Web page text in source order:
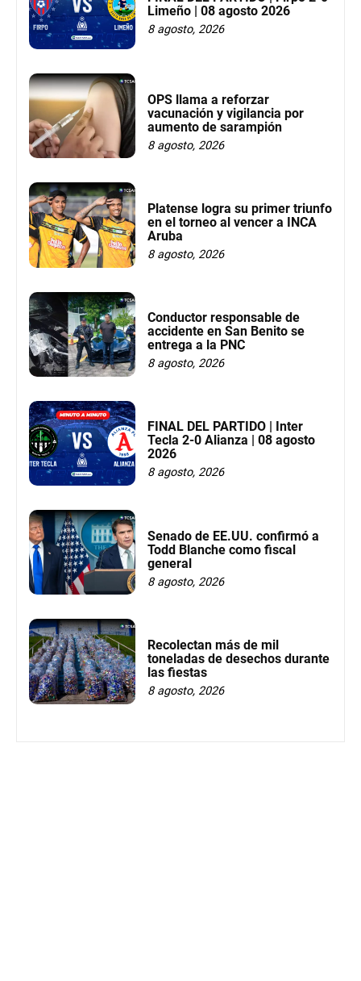
Limeño | 08 agosto 2026
8 agosto, 2026
OPS llama a reforzar
vacunación y vigilancia por
aumento de sarampión
8 agosto, 2026
Platense logra su primer triunfo
en el torneo al vencer a INCA
Aruba
8 agosto, 2026
Conductor responsable de
accidente en San Benito se
entrega a la PNC
8 agosto, 2026
FINAL DEL PARTIDO | Inter
Tecla 2-0 Alianza | 08 agosto
2026
8 agosto, 2026
Senado de EE.UU. confirmó a
Todd Blanche como fiscal
general
8 agosto, 2026
Recolectan más de mil
toneladas de desechos durante
las fiestas
8 agosto, 2026